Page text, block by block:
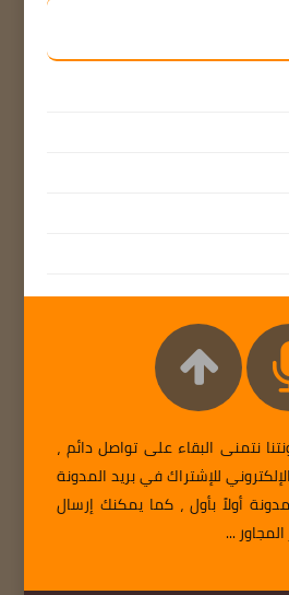
نتمنى البقاء على تواصل دائم ،
للإشتراك في بريد المدونة
أولاً بأول ، كما يمكنك إرسال
...